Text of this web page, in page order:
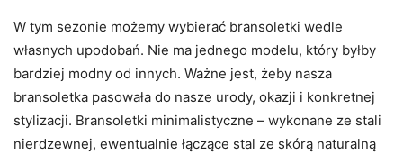
W tym sezonie możemy wybierać bransoletki wedle
własnych upodobań. Nie ma jednego modelu, który byłby
bardziej modny od innych. Ważne jest, żeby nasza
bransoletka pasowała do nasze urody, okazji i konkretnej
stylizacji. Bransoletki minimalistyczne – wykonane ze stali
nierdzewnej, ewentualnie łączące stal ze skórą naturalną